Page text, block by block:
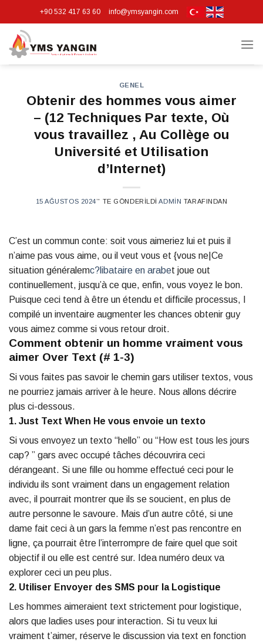
to
content
+90 532 417 63 60 info@ymsyangin.com
GENEL
Obtenir des hommes vous aimer
– (12 Techniques Par texte, Où
vous travaillez , Au Collège ou
Université et Utilisation
d’Internet)
15 AĞUSTOS 2024’' TE GÖNDERILDI ADMIN TARAFINDAN
C’est un commun conte: soit vous aimeriez lui et puis il
n’aime pas vous aime, ou il veut vous et {vous ne|Ce
situation généralemc?libataire en arabet joue out
continuellement, jusqu’à ce que, enfin, vous voyez le bon.
Puisque ceci tend à être un étendu et difficile processus, I
compilé un inventaire augmenter les chances obtenir guy
vous aimez comme si vous retour droit.
Comment obtenir un homme vraiment vous
aimer Over Text (# 1-3)
Si vous faites pas savoir le chemin gars utiliser textos, vous
ne pourriez jamais arriver à le heure. Nous allons décrire
plus ci-dessous.
1. Just Text When He vous envoie un texto
Si vous envoyez un texto “hello” ou “How est tous les jours
cap? ” gars avec occupé tâches découvrira ceci
dérangeant. Si une fille ou homme effectué ceci pour le
individu ils sont vraiment dans un engagement relation
avec, il pourrait montrer que ils se soucient, en plus de
autre personne le savoure. Mais d’un autre côté, si une
dame fait ceci à un gars la femme n’est pas rencontre en
ligne, ça pourrait être l’interrompre de faire quel que soit
objectif il ou elle est centré sur. Idea numéro deux va
explorer ceci un peu plus.
2. Utiliser Envoyer des SMS pour la Logistique
Les hommes aimeraient text strictement pour logistique,
alors que ladies uses pour interaction. Si tu veux lui
vraiment t’aimer, réserve le discussion via text en fonction